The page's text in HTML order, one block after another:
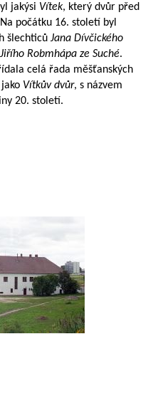
jakýsi Vítek, který dvůr před
počátku 16. století byl
šlechticů Jana Dívčického
Jiřího Robmhápa ze Suché.
celá řada měšťanských
Vítkův dvůr, s názvem
20. století.